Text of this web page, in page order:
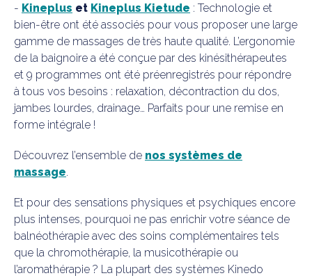
- Kineplus et Kineplus Kietude : Technologie et
bien-être ont été associés pour vous proposer une large
gamme de massages de très haute qualité. L’ergonomie
de la baignoire a été conçue par des kinésithérapeutes
et 9 programmes ont été préenregistrés pour répondre
à tous vos besoins : relaxation, décontraction du dos,
jambes lourdes, drainage… Parfaits pour une remise en
forme intégrale !
Découvrez l’ensemble de nos systèmes de
massage.
Et pour des sensations physiques et psychiques encore
plus intenses, pourquoi ne pas enrichir votre séance de
balnéothérapie avec des soins complémentaires tels
que la chromothérapie, la musicothérapie ou
l’aromathérapie ? La plupart des systèmes Kinedo